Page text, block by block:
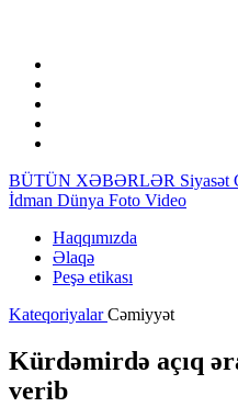
BÜTÜN XƏBƏRLƏR Siyasət
İdman Dünya Foto Video
Haqqımızda
Əlaqə
Peşə etikası
KateqoriyalarCəmiyyət
Kürdəmirdə açıq
verib